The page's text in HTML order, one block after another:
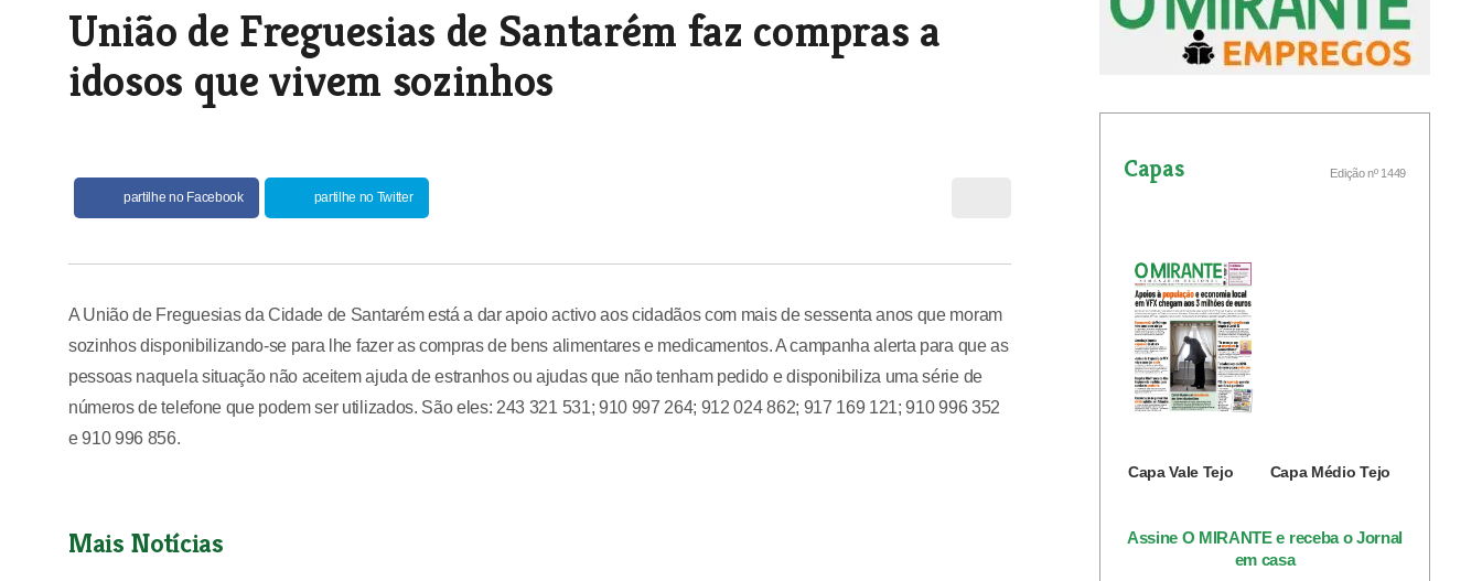
União de Freguesias de Santarém faz compras a
idosos que vivem sozinhos
partilhe no Facebook partilhe no Twitter
A União de Freguesias da Cidade de Santarém está a dar apoio activo aos cidadãos com mais de sessenta anos que moram
sozinhos disponibilizando-se para lhe fazer as compras de bens alimentares e medicamentos. A campanha alerta para que as
pessoas naquela situação não aceitem ajuda de estranhos ou ajudas que não tenham pedido e disponibiliza uma série de
números de telefone que podem ser utilizados. São eles: 243 321 531; 910 997 264; 912 024 862; 917 169 121; 910 996 352
e 910 996 856.
Mais Notícias
Capas Edição nº 1449
Capa Vale Tejo Capa Médio Tejo
Assine O MIRANTE e receba o Jornal
em casa